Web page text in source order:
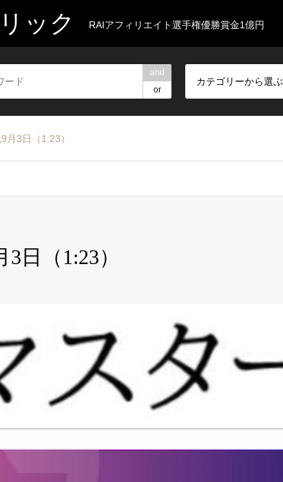
ック RAIアフィリエイト選手権優勝賞金1億円
and
or
カテゴリーから選ぶ
月3日（1:23）
日（1:23）